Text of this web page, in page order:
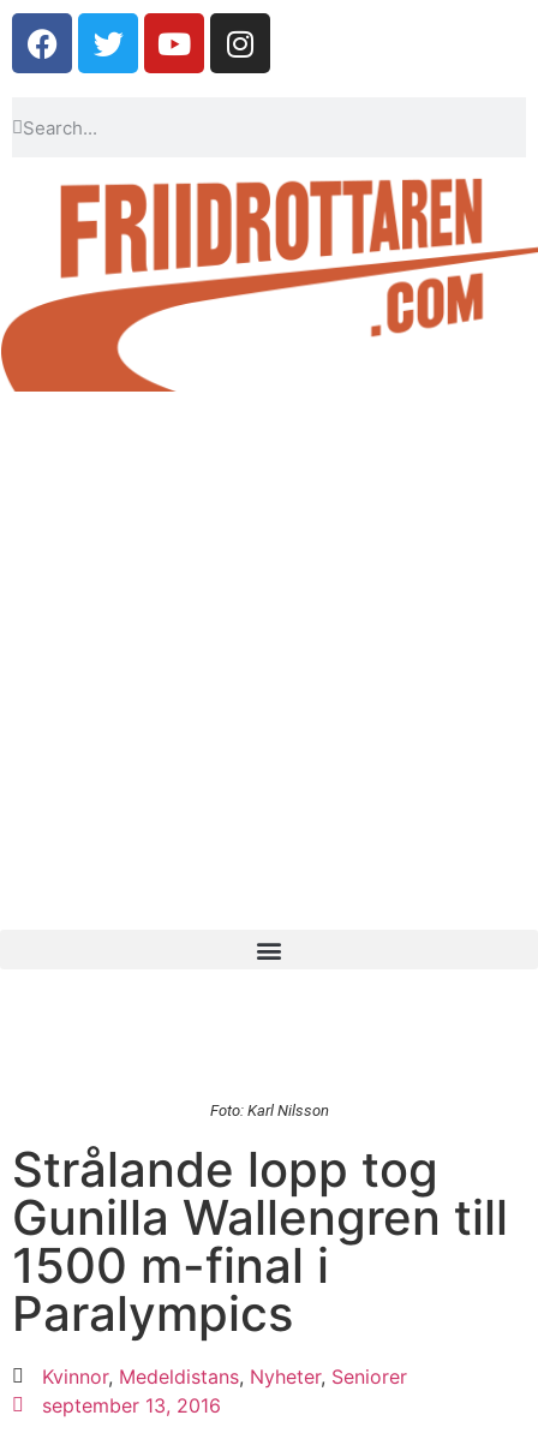
Foto: Karl Nilsson
Strålande lopp tog
Gunilla Wallengren till
1500 m-final i
Paralympics
Kvinnor, Medeldistans, Nyheter, Seniorer
september 13, 2016